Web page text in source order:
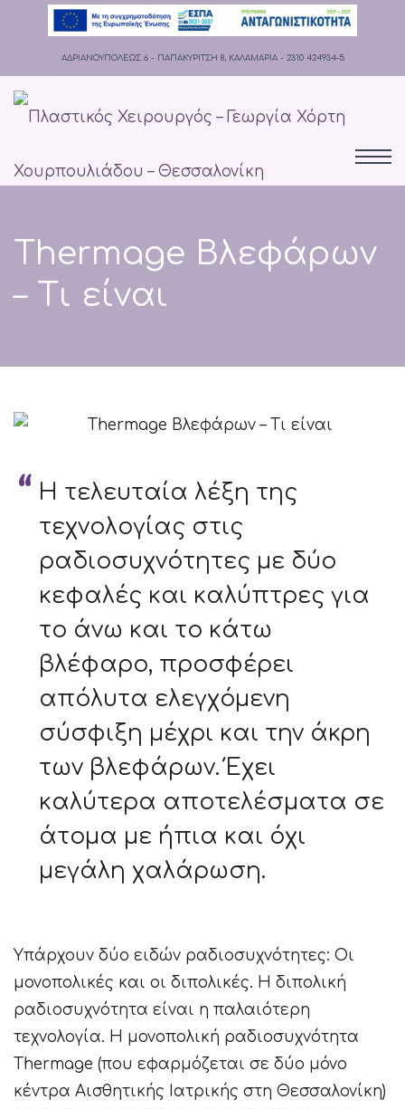
ΑΔΡΙΑΝΟΥΠΟΛΕΩΣ 6 - ΠΑΠΑΚΥΡΙΤΣΗ 8, ΚΑΛΑΜΑΡΙΑ - 2310 424934-5
Thermage Βλεφάρων
– Τι είναι
Η τελευταία λέξη της
τεχνολογίας στις
ραδιοσυχνότητες με δύο
κεφαλές και καλύπτρες για
το άνω και το κάτω
βλέφαρο, προσφέρει
απόλυτα ελεγχόμενη
σύσφιξη μέχρι και την άκρη
των βλεφάρων. Έχει
καλύτερα αποτελέσματα σε
άτομα με ήπια και όχι
μεγάλη χαλάρωση.
Υπάρχουν δύο ειδών ραδιοσυχνότητες: Οι
μονοπολικές και οι διπολικές. Η διπολική
ραδιοσυχνότητα είναι η παλαιότερη
τεχνολογία. Η μονοπολική ραδιοσυχνότητα
Thermage (που εφαρμόζεται σε δύο μόνο
κέντρα Αισθητικής Ιατρικής στη Θεσσαλονίκη)